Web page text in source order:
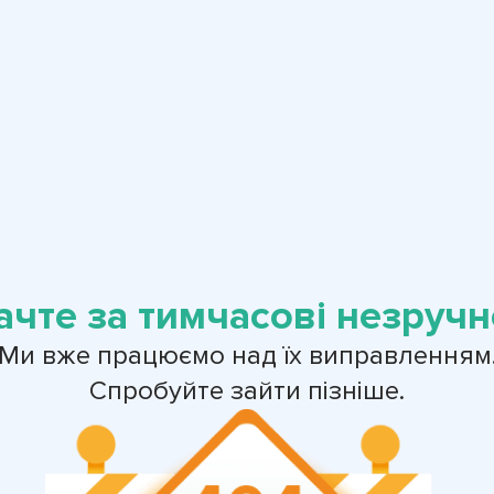
за тимчасові
вже працюємо над їх
Спробуйте зайти пізніше.